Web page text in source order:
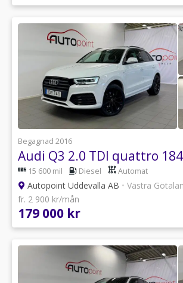
Begagnad 2016
15 600 mil Diesel Automat
Autopoint Uddevalla AB • Västra
fr. 2 900 kr/mån
179 000 kr